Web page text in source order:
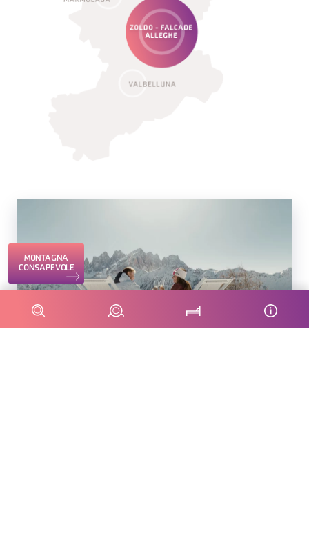
MONTAGNA
CONSAPEVOLE